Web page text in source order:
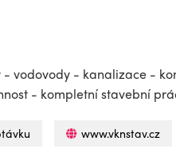
vodovody - kanalizace -
- kompletní stavební
www.vknstav.cz